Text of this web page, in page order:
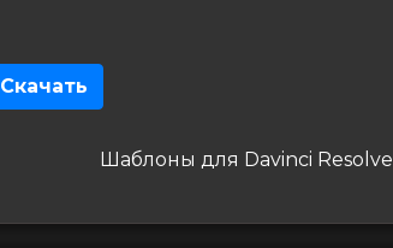
Скачать
Следующая
Шаблоны для Davinci Resolve